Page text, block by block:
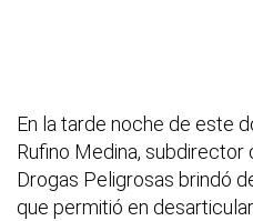
En la tarde noche de este
Rufino Medina, subdirector
Drogas Peligrosas brindó
que permitió en